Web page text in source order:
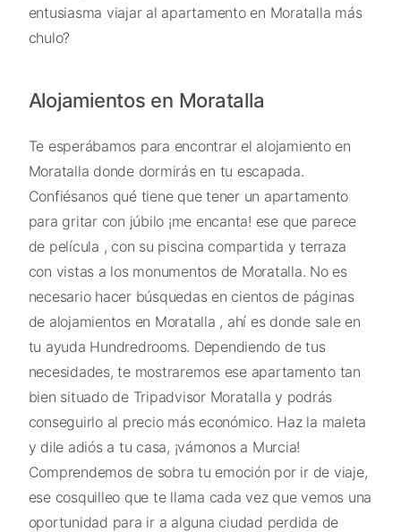
entusiasma viajar al apartamento en Moratalla más
chulo?
Alojamientos en Moratalla
Te esperábamos para encontrar el alojamiento en
Moratalla donde dormirás en tu escapada.
Confiésanos qué tiene que tener un apartamento
para gritar con júbilo ¡me encanta! ese que parece
de película , con su piscina compartida y terraza
con vistas a los monumentos de Moratalla. No es
necesario hacer búsquedas en cientos de páginas
de alojamientos en Moratalla , ahí es donde sale en
tu ayuda Hundredrooms. Dependiendo de tus
necesidades, te mostraremos ese apartamento tan
bien situado de Tripadvisor Moratalla y podrás
conseguirlo al precio más económico. Haz la maleta
y dile adiós a tu casa, ¡vámonos a Murcia!
Comprendemos de sobra tu emoción por ir de viaje,
ese cosquilleo que te llama cada vez que vemos una
oportunidad para ir a alguna ciudad perdida de